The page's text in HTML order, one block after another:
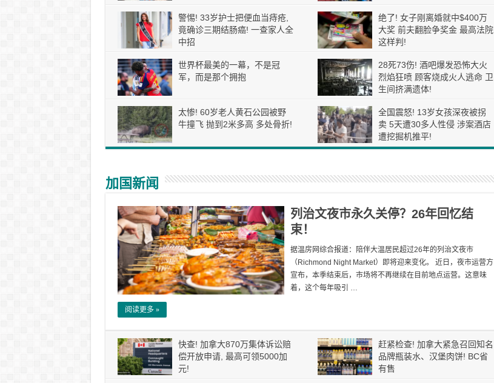
警惕! 33岁护士把便血当痔疮,
竟确诊三期结肠癌! 一查家人全
中招
绝了! 女子刚离婚就中$400万
大奖 前夫翻脸争奖金 最高法院
这样判!
世界杯最美的一幕，不是冠
军，而是那个拥抱
28死73伤! 酒吧爆发恐怖大火
烈焰狂喷 顾客烧成火人逃命 卫
生间挤满遗体!
太惨! 60岁老人黄石公园被野
牛撞飞 抛到2米多高 多处骨折!
全国震怒! 13岁女孩深夜被拐
卖 5天遭30多人性侵 涉案酒店
遭挖掘机推平!
加国新闻
列治文夜市永久关停？26年回忆结
束！
据温房网综合报道：陪伴大温居民超过26年的列治文夜市
（Richmond Night Market）即将迎来变化。 近日，夜市运营方
宣布，本季结束后，市场将不再继续在目前地点运营。这意味
着，这个每年吸引 …
阅读更多 »
快查! 加拿大870万集体诉讼赔
偿开放申请, 最高可领5000加
元!
赶紧检查! 加拿大紧急召回知名
品牌瓶装水、汉堡肉饼! BC省
有售